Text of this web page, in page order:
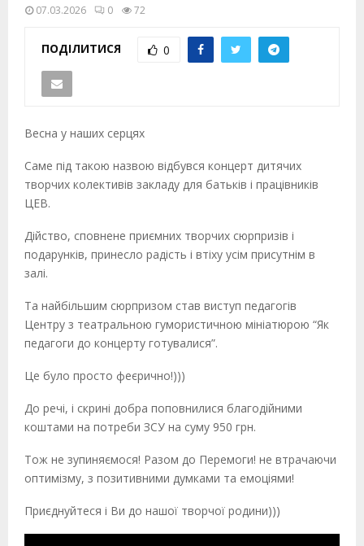
07.03.2026 0 72
ПОДІЛИТИСЯ 0
Весна у наших серцях
Саме під такою назвою відбувся концерт дитячих
творчих колективів закладу для батьків і працівників
ЦЕВ.
Дійство, сповнене приємних творчих сюрпризів і
подарунків, принесло радість і втіху усім присутнім в
залі.
Та найбільшим сюрпризом став виступ педагогів
Центру з театральною гумористичною мініатюрою “Як
педагоги до концерту готувалися”.
Це було просто феєрично!)))
До речі, і скрині добра поповнилися благодійними
коштами на потреби ЗСУ на суму 950 грн.
Тож не зупиняємося! Разом до Перемоги! не втрачаючи
оптимізму, з позитивними думками та емоціями!
Приєднуйтеся і Ви до нашої творчої родини)))